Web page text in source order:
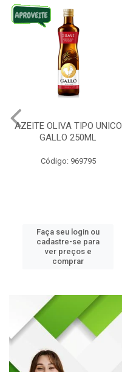
AZEITE OLIVA TIPO UNICO
GALLO 250ML
Código: 969795
Faça seu login ou
cadastre-se para
ver preços e
comprar